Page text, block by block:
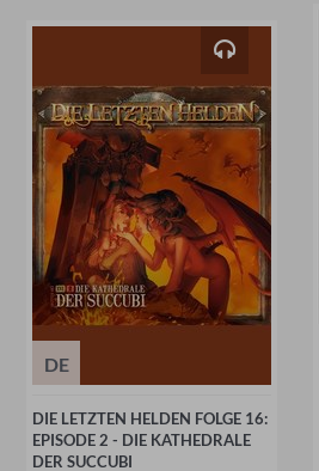
DE
DIE LETZTEN HELDEN FOLGE 16:
EPISODE 2 - DIE KATHEDRALE
DER SUCCUBI